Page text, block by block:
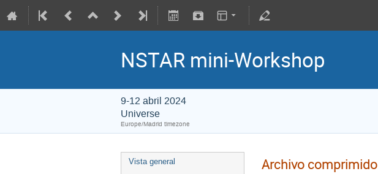
NSTAR mini-Workshop
9-12 abril 2024
Universe
Europe/Madrid timezone
Vista general
Archivo comprimido